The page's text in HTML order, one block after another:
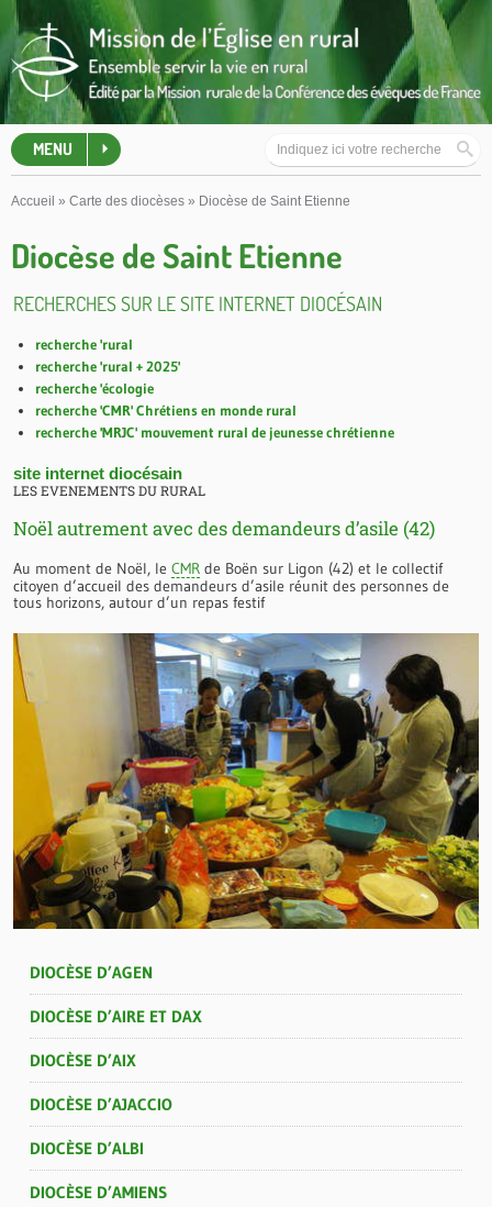
MENU
Accueil » Carte des diocèses » Diocèse de Saint Etienne
Diocèse de Saint Etienne
RECHERCHES SUR LE SITE INTERNET DIOCÉSAIN
recherche 'rural
recherche 'rural + 2025'
recherche 'écologie
recherche 'CMR' Chrétiens en monde rural
recherche 'MRJC' mouvement rural de jeunesse chrétienne
site internet diocésain
LES EVENEMENTS DU RURAL
Noël autrement avec des demandeurs d’asile (42)
Au moment de Noël, le CMR de Boën sur Ligon (42) et le collectif
citoyen d’accueil des demandeurs d’asile réunit des personnes de
tous horizons, autour d’un repas festif
DIOCÈSE D’AGEN
DIOCÈSE D’AIRE ET DAX
DIOCÈSE D’AIX
DIOCÈSE D’AJACCIO
DIOCÈSE D’ALBI
DIOCÈSE D’AMIENS